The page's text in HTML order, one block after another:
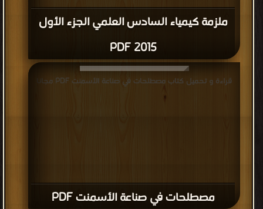
ملزمة كيمياء السادس العلمي الجزء الأول
2015 PDF
مصطلحات في صناعة الأسمنت PDF
قراءة و تحميل كتاب مصطلحات في صناعة الأسمنت PDF مجانا